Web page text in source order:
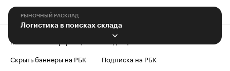
РЫНОЧНЫЙ РАСКЛАД
Логистика в поисках склада
Контактная информация
Скрыть баннеры на РБК
Подписка на РБК